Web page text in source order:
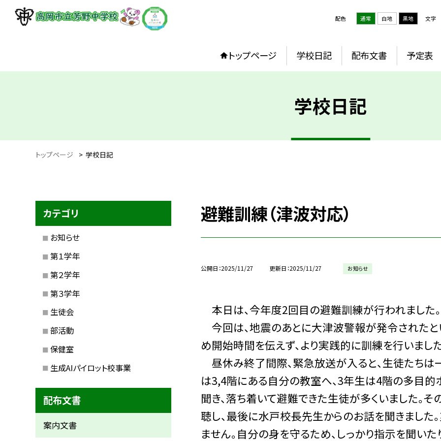
配色 通常 白地 黒地 文字
トップページ 学校日記 配布文書 予定表
学校日記
トップページ > 学校日記
避難訓練（津波対応）
公開日 2025/11/27 更新日 2025/11/27 お知らせ
本日は、今年度2回目の避難訓練が行われました。
今回は、地震のあとに大津波警報が発令された
め開始時間を伝えず、より実践的に訓練を行いました
昼休み終了間際、緊急放送が入ると、生徒たちは
は3,4階にある自分の教室へ、3年生は4階の多目的
聞き、落ち着いて避難できた生徒が多くいました。
聴し、最後に水戸校長先生からのお話を聞きました
ません。自分の身を守るため、しっかり指示を聞い
カテゴリ
お知らせ
第１学年
第２学年
第３学年
生徒会
部活動
保健室
生成AIパイロット校事業
配布文書
案内文書